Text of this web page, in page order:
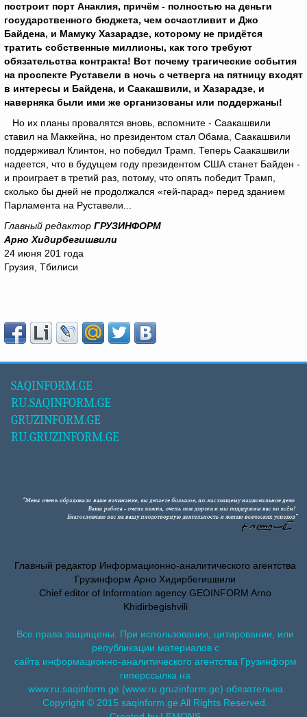
построит порт Анаклия, причём - полностью на деньги
государственного бюджета, чем осчастливит и Джо
Байдена, и Мамуку Хазарадзе, которому не придётся
тратить собственные миллионы, как того требуют
обязательства контракта! Вот почему трагические события
на проспекте Руставели в ночь с четверга на пятницу входят
в интересы и Байдена, и Саакашвили, и Хазарадзе, и
наверняка были ими же организованы или поддержаны!
Но их планы провалятся вновь, вспомните - Саакашвили
ставил на Маккейна, но президентом стал Обама, Саакашвили
поддерживал Клинтон, но победил Трамп. Теперь Саакашвили
надеется, что в будущем году президентом США станет Байден -
и проиграет в третий раз, потому, что опять победит Трамп,
сколько бы дней не продолжался «гей-парад» перед зданием
Парламента на Руставели...
Главный редактор ГРУЗИНФОРМ
Арно Хидирбегишвили
24 июня 201 года
Грузия, Тбилиси
SAQINFORM.GE
RU.SAQINFORM.GE
GRUZINFORM.GE
RU.GRUZINFORM.GE
Главный редактор Информационно-аналитического агентства
Грузинформ Арно Хидирбегишвили
Chief editor of Information agency GEOINFORM Arno
Khidirbegishvili
Все права защищены. При использовании, цитировании, или
републикации материалов с
сайта информационно-аналитического агентства Грузинформ
гиперссылка на
www.ru.saqinform.ge (www.ru.gruzinform.ge) обязательна.
Copyright © 2015 saqinform.ge All Rights Reserved.